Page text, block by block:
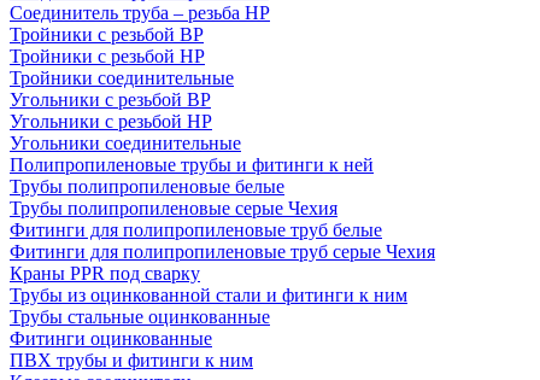
Соединитель труба – резьба НР
Тройники с резьбой ВР
Тройники с резьбой НР
Тройники соединительные
Угольники с резьбой ВР
Угольники с резьбой НР
Угольники соединительные
Полипропиленовые трубы и фитинги к ней
Трубы полипропиленовые белые
Трубы полипропиленовые серые Чехия
Фитинги для полипропиленовые труб белые
Фитинги для полипропиленовые труб серые Чехия
Краны PPR под сварку
Трубы из оцинкованной стали и фитинги к ним
Трубы стальные оцинкованные
Фитинги оцинкованные
ПВХ трубы и фитинги к ним